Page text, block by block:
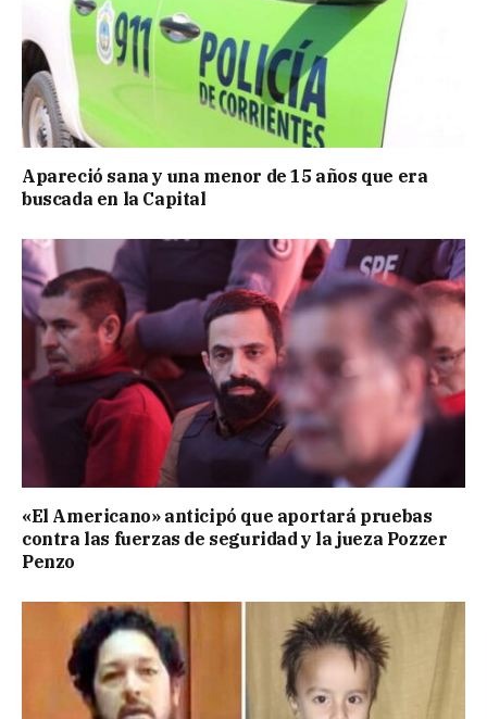
Apareció sana y una menor de 15 años que era
buscada en la Capital
«El Americano» anticipó que aportará pruebas
contra las fuerzas de seguridad y la jueza Pozzer
Penzo